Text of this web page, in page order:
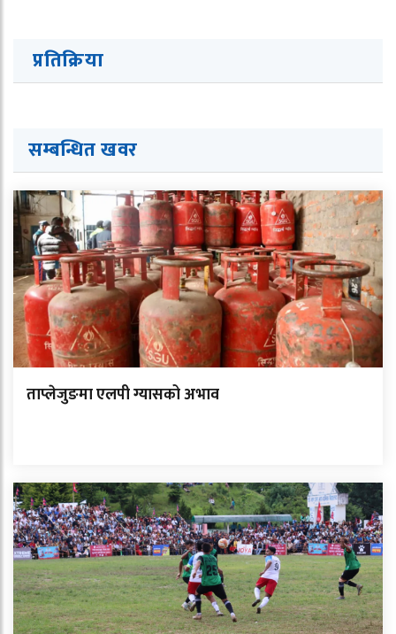
प्रतिक्रिया
सम्बन्धित खवर
ताप्लेजुङमा एलपी ग्यासको अभाव